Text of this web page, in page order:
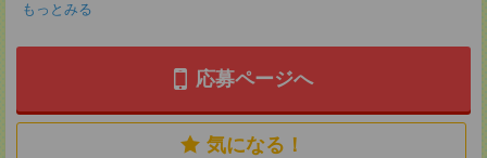
もっとみる
応募ページへ
気になる！